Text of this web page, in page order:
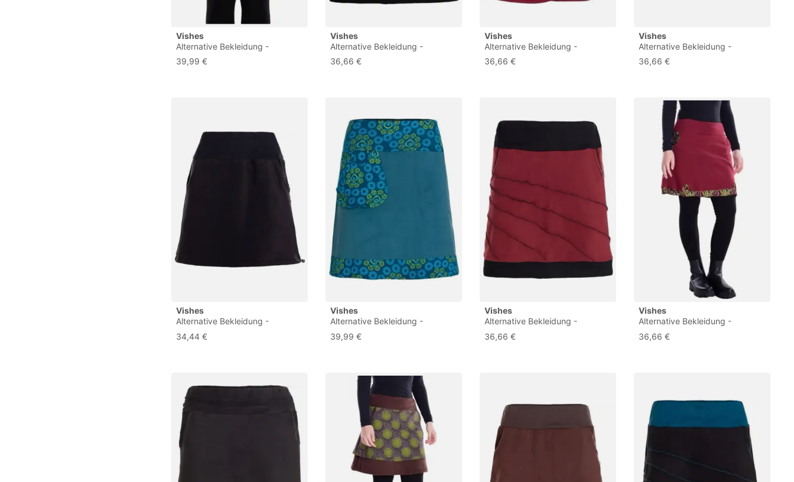
Vishes
Alternative Bekleidung -
Thermorock Warmer Damen
Winterrock kurz Taschenrock
39,99 €
Vishes
Alternative Bekleidung -
Thermorock Warmer Damen
Winterrock kurz Minirock aus
36,66 €
Vishes
Alternative Bekleidung -
Thermorock Warmer Damen
Winterrock kurz Wickelrock aus
36,66 €
Vishes
Alternative Bekleidung -
Thermorock Warmer Damen
Winterrock kurz Minirock aus
36,66 €
Vishes
Alternative Bekleidung -
Thermorock Warmer Damen
Winterrock kurz Minirock aus
34,44 €
Vishes
Alternative Bekleidung -
Thermorock Warmer Side-Bag
Damen Winterrock kurz Minirock
39,99 €
Vishes
Alternative Bekleidung -
Thermorock Warmer Damen
Winterrock kurz Minirock aus
36,66 €
Vishes
Alternative Bekleidung -
Thermorock Warmer Damen
Winterröcke kurz Taschenrock
36,66 €